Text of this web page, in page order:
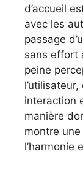
d’accueil
avec les
passage
sans effort
peine
interaction
manière
montre
l’harmonie